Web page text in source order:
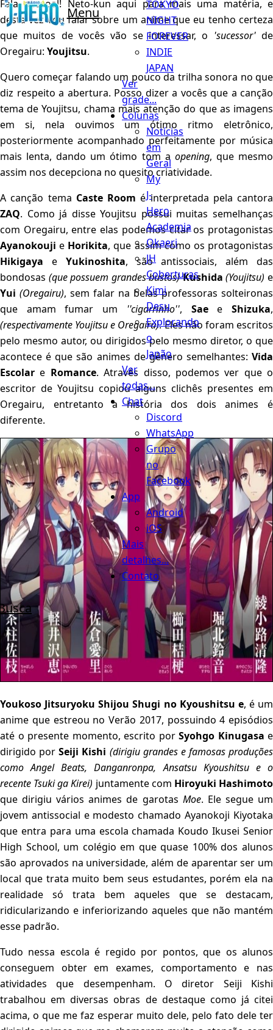
Menu
TOKYO
NIGHT
FOREVER
INDIE
JAPAN
Ver
grade...
Colunas
Notícias
em
Geral
My
J-
Hero
Academia
Okaeri
JH
Coberturas
Kimi
Desu
Explorando
o
Japão
Ver
todas...
Chat
Discord
WhatsApp
Grupo
no
Facebook
App
Android
iOS
Mais
detalhes...
Contato
Fala pessoal! Neto-kun aqui para mais uma matéria, e
desta vez vou falar sobre um anime que eu tenho certeza
que muitos de vocês vão se interessar, o 'sucessor'de
Oregairu: Youjitsu.
Quero começar falando um pouco da trilha sonora no que
diz respeito a abertura. Posso dizer a vocês que a canção
tema de Youjitsu, chama mais atenção do que as imagens
em si, nela ouvimos um ótimo ritmo eletrônico,
posteriormente acompanhado perfeitamente por música
mais lenta, dando um ótimo tom a opening, que mesmo
assim nos decepciona no quesito criatividade.
A canção tema Caste Room é interpretada pela cantora
ZAQ. Como já disse Youjitsu possui muitas semelhanças
com Oregairu, entre elas podemos citar os protagonistas
Ayanokoujie Horikita, que assim como os protagonistas
Hikigaya e Yukinoshita, são antissociais, além das
bondosas (que possuem grandes bustos) Kushida (Youjitsu) e
Yui (Oregairu), sem falar na belas professoras solteironas
que amam fumar um ''cigarrinho'', SaeeShizuka,
(respectivamente Youjitsu e Oregairu). Eles não foram escritos
pelo mesmo autor, ou dirigidos pelo mesmo diretor, o que
acontece é que são animes de gênero semelhantes: Vida
Escolare Romance. Através disso, podemos ver que o
escritor de Youjitsu copiou alguns clichês presentes em
Oregairu, entretanto a história dos dois animes é
diferente.
Youkoso Jitsuryoku Shijou Shugi no Kyoushitsu e, é um
anime que estreou no Verão 2017, possuindo 4 episódios
até o presente momento, escrito por Syohgo Kinugasa e
dirigido por Seiji Kishi (dirigiu grandes e famosas produções
como Angel Beats, Danganronpa, Ansatsu Kyoushitsu e o
recente Tsuki ga Kirei) juntamente com Hiroyuki Hashimoto
que dirigiu vários animes de garotas Moe. Ele segue um
jovem antissocial e modesto chamado Ayanokoji Kiyotaka
que entra para uma escola chamada Koudo Ikusei Senior
High School, um colégio em que quase 100% dos alunos
são aprovados na universidade, além de aparentar ser um
local que trata muito bem seus estudantes, porém ela na
realidade só trata bem aqueles que se destacam,
ridicularizando e inferiorizando aqueles que não mantém
esse padrão.
Tudo nessa escola é regido por pontos, que os alunos
conseguem obter em exames, comportamento e nas
atividades que desempenham. O diretor Seiji Kishi
trabalhou em diversas obras de destaque como já citei
acima, o que me faz esperar muito dele, pelo fato dele ter